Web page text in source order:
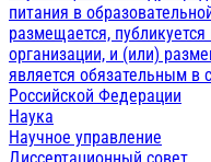
питания в
размещается,
организации, и (или)
является обязательным в
Российской Федерации
Наука
Научное управление